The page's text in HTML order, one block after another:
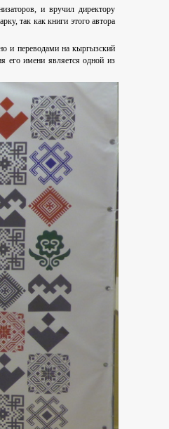
и вручил директору
так как книги этого автора
и переводами на кыргызский
его имени является одной из